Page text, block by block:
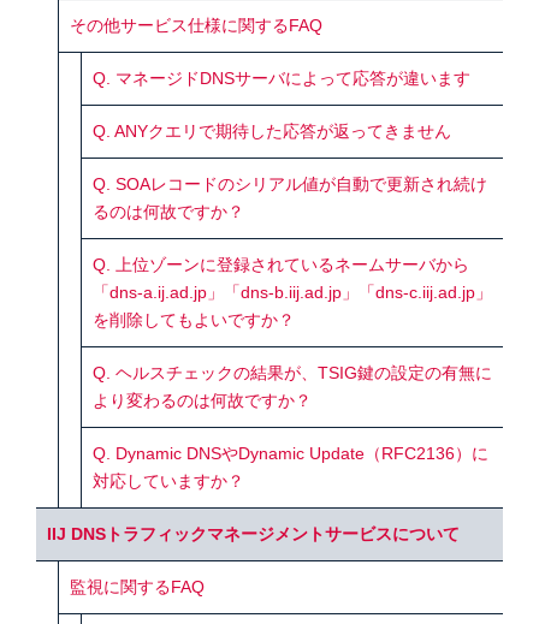
その他サービス仕様に関するFAQ
Q. マネージドDNSサーバによって応答が違います
Q. ANYクエリで期待した応答が返ってきません
Q. SOAレコードのシリアル値が自動で更新され続け
るのは何故ですか？
Q. 上位ゾーンに登録されているネームサーバから
「dns-a.ij.ad.jp」「dns-b.iij.ad.jp」「dns-c.iij.ad.jp」
を削除してもよいですか？
Q. ヘルスチェックの結果が、TSIG鍵の設定の有無に
より変わるのは何故ですか？
Q. Dynamic DNSやDynamic Update（RFC2136）に
対応していますか？
IIJ DNSトラフィックマネージメントサービスについて
監視に関するFAQ